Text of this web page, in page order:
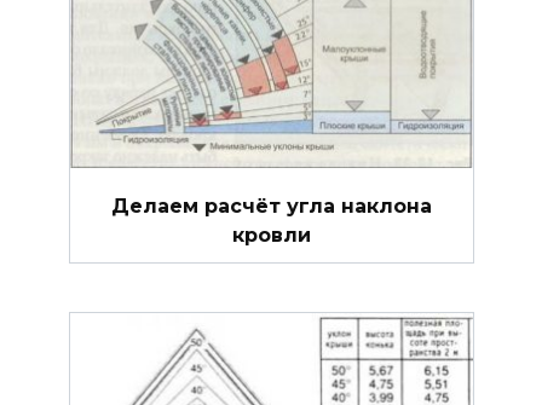
Делаем расчёт угла наклона
кровли